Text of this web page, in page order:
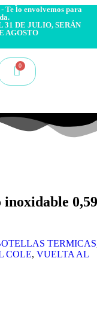
Te lo envolvemos para
31 DE JULIO, SERÁN
AGOSTO
0,59
TERMICAS
COLE, VUELTA AL